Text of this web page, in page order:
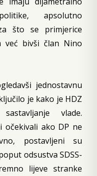
apsolutno
što se primjerice
već bivši član Nino
jednostavnu
je kako je HDZ
vlade.
očekivali ako DP ne
postavljeni su
odsustva SDSS-
lijeve stranke